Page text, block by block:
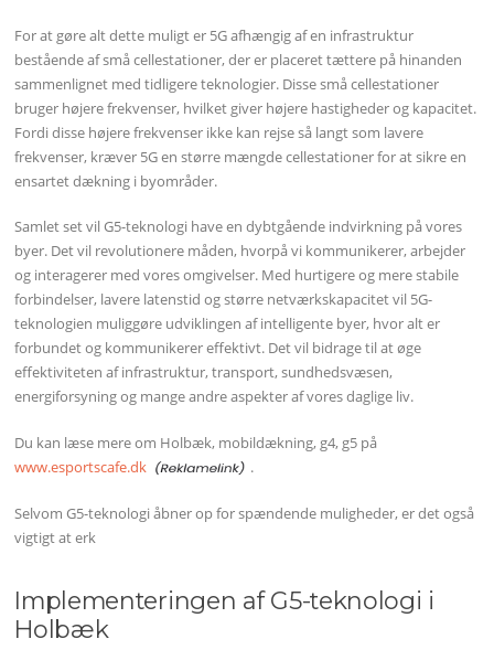
For at gøre alt dette muligt er 5G afhængig af en infrastruktur
bestående af små cellestationer, der er placeret tættere på hinanden
sammenlignet med tidligere teknologier. Disse små cellestationer
bruger højere frekvenser, hvilket giver højere hastigheder og kapacitet.
Fordi disse højere frekvenser ikke kan rejse så langt som lavere
frekvenser, kræver 5G en større mængde cellestationer for at sikre en
ensartet dækning i byområder.
Samlet set vil G5-teknologi have en dybtgående indvirkning på vores
byer. Det vil revolutionere måden, hvorpå vi kommunikerer, arbejder
og interagerer med vores omgivelser. Med hurtigere og mere stabile
forbindelser, lavere latenstid og større netværkskapacitet vil 5G-
teknologien muliggøre udviklingen af intelligente byer, hvor alt er
forbundet og kommunikerer effektivt. Det vil bidrage til at øge
effektiviteten af ​​infrastruktur, transport, sundhedsvæsen,
energiforsyning og mange andre aspekter af vores daglige liv.
Du kan læse mere om Holbæk, mobildækning, g4, g5 på
www.esportscafe.dk
.
Selvom G5-teknologi åbner op for spændende muligheder, er det også
vigtigt at erk
Implementeringen af G5-teknologi i
Holbæk